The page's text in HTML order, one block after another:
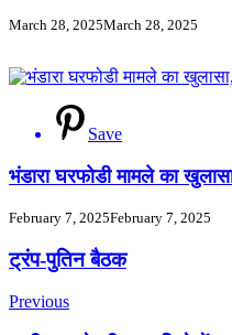
March 28, 2025March 28, 2025
Save
भंडारा घरफोडी मामले का
February 7, 2025February 7, 2025
Post
Navigation
ट्रंप-पुतिन बैठक
Previous